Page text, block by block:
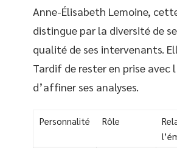
Anne-Élisabeth Lemoine,
distingue par la diversité de
qualité de ses intervenants.
Tardif de rester en prise
d’affiner ses analyses.
Personnalité Rôle